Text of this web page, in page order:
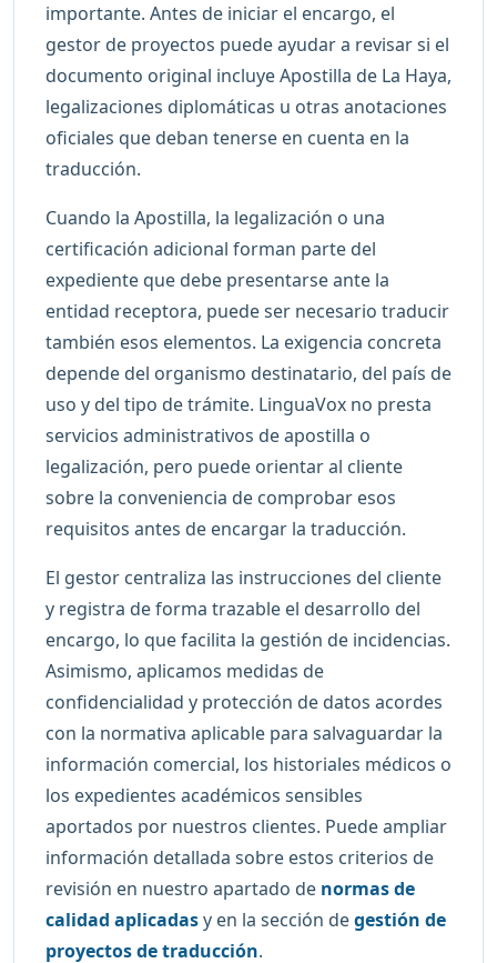
importante. Antes de iniciar el encargo, el
gestor de proyectos puede ayudar a revisar si el
documento original incluye Apostilla de La Haya,
legalizaciones diplomáticas u otras anotaciones
oficiales que deban tenerse en cuenta en la
traducción.
Cuando la Apostilla, la legalización o una
certificación adicional forman parte del
expediente que debe presentarse ante la
entidad receptora, puede ser necesario traducir
también esos elementos. La exigencia concreta
depende del organismo destinatario, del país de
uso y del tipo de trámite. LinguaVox no presta
servicios administrativos de apostilla o
legalización, pero puede orientar al cliente
sobre la conveniencia de comprobar esos
requisitos antes de encargar la traducción.
El gestor centraliza las instrucciones del cliente
y registra de forma trazable el desarrollo del
encargo, lo que facilita la gestión de incidencias.
Asimismo, aplicamos medidas de
confidencialidad y protección de datos acordes
con la normativa aplicable para salvaguardar la
información comercial, los historiales médicos o
los expedientes académicos sensibles
aportados por nuestros clientes. Puede ampliar
información detallada sobre estos criterios de
revisión en nuestro apartado de normas de
calidad aplicadasy en la sección degestión de
proyectos de traducción.